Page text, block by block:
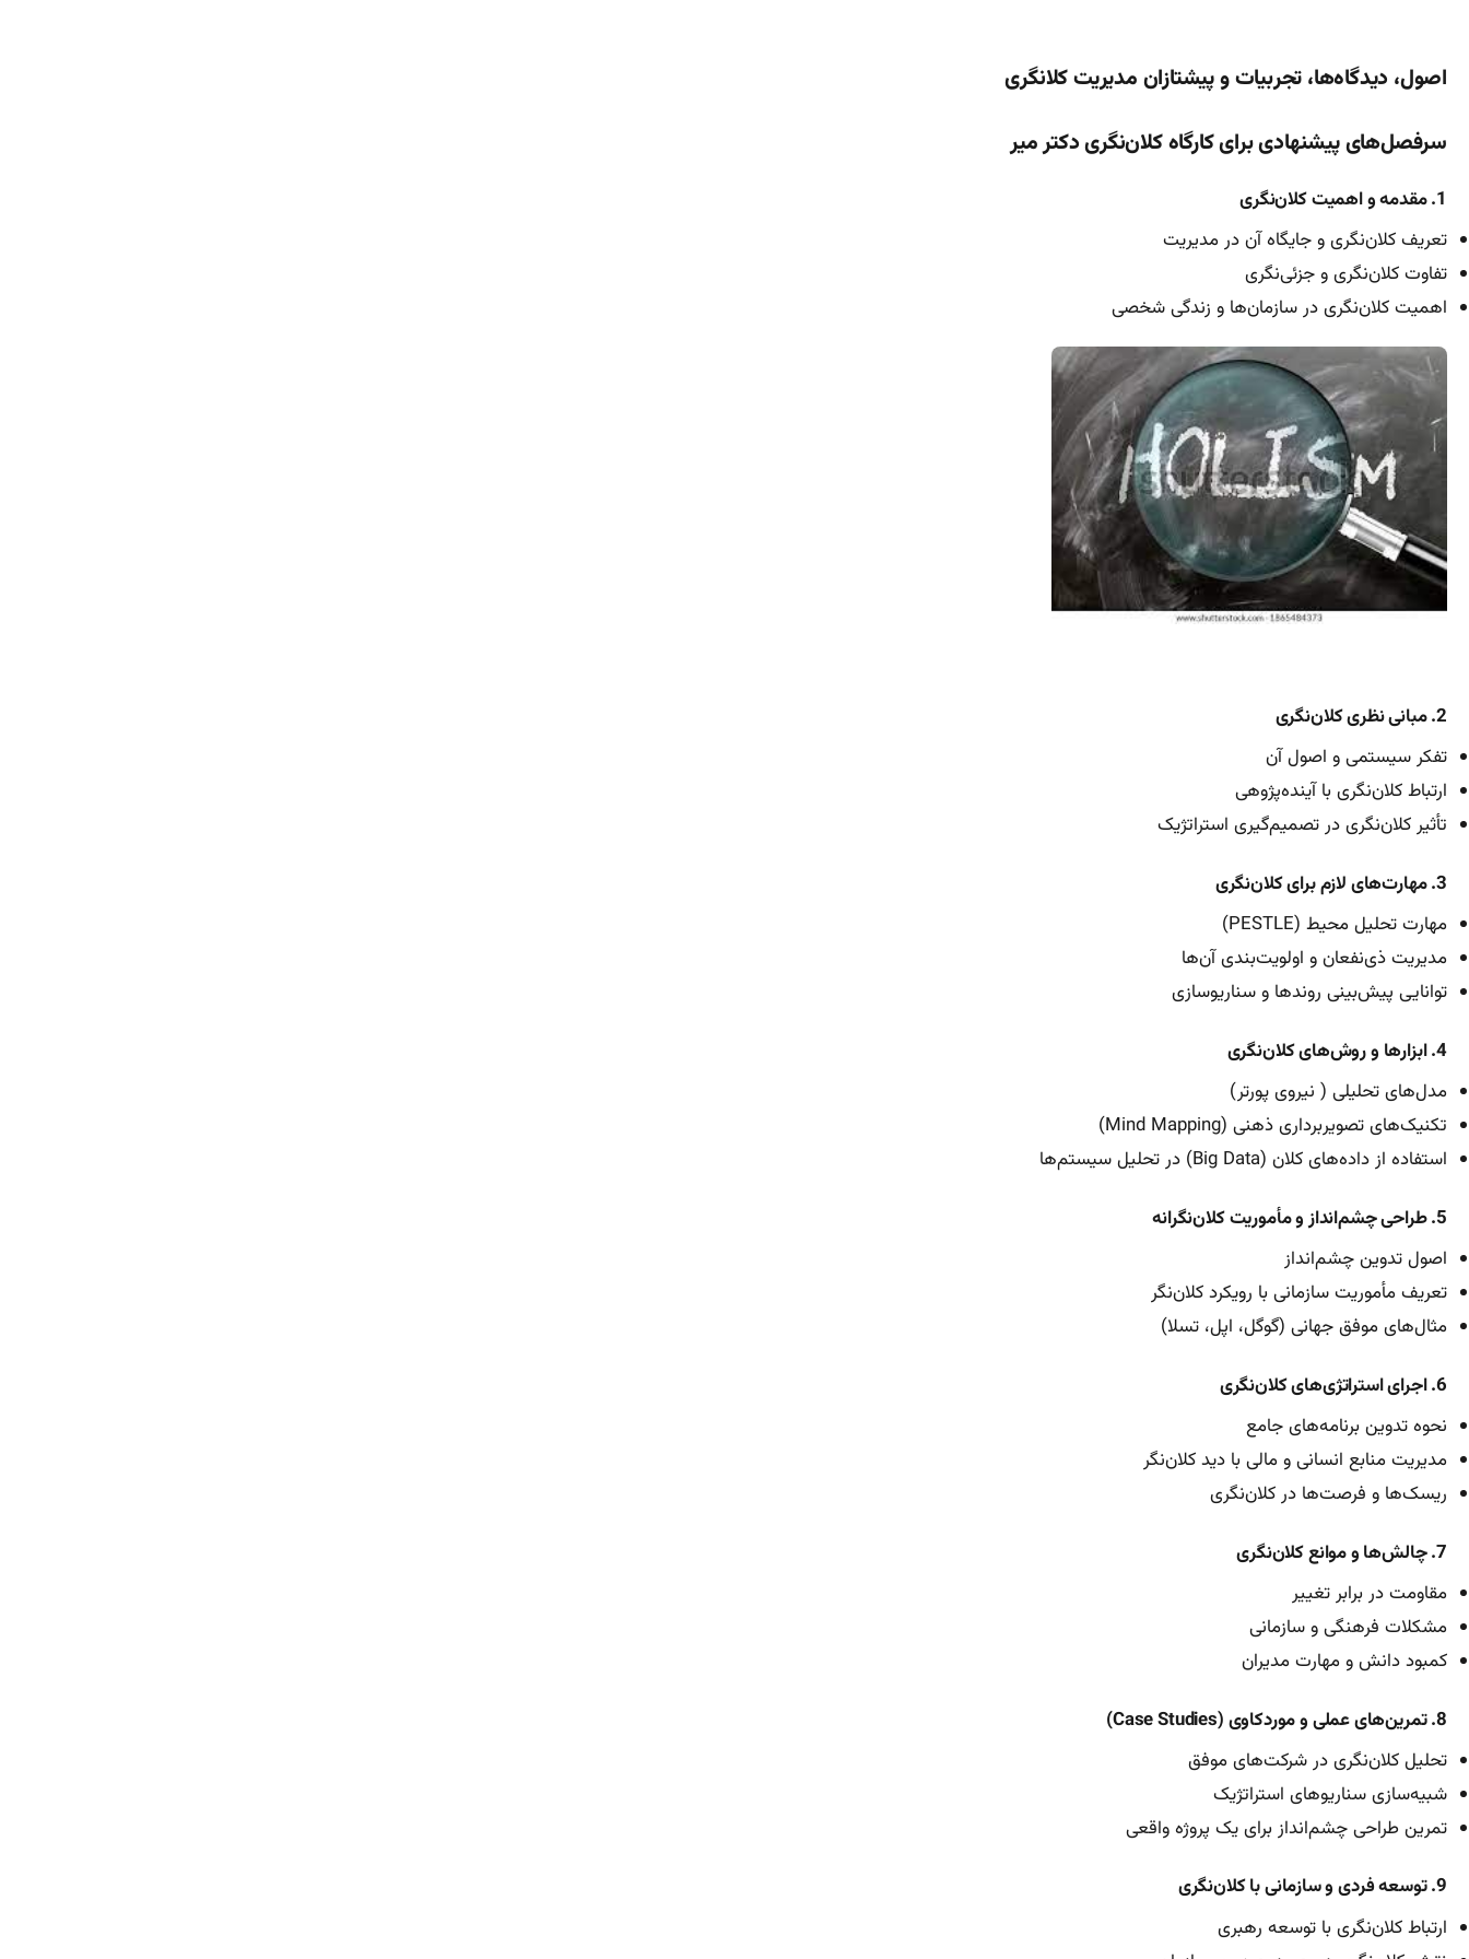
اصول، دیدگاه‌ها، تجربیات و پیشتازان مدیریت کلانگری
سرفصل‌های پیشنهادی برای کارگاه کلان‌نگری دکتر میر
1. مقدمه و اهمیت کلان‌نگری
تعریف کلان‌نگری و جایگاه آن در مدیریت
تفاوت کلان‌نگری و جزئی‌نگری
اهمیت کلان‌نگری در سازمان‌ها و زندگی شخصی
2. مبانی نظری کلان‌نگری
تفکر سیستمی و اصول آن
ارتباط کلان‌نگری با آینده‌پژوهی
تأثیر کلان‌نگری در تصمیم‌گیری استراتژیک
3. مهارت‌های لازم برای کلان‌نگری
مهارت تحلیل محیط (PESTLE)
مدیریت ذی‌نفعان و اولویت‌بندی آن‌ها
توانایی پیش‌بینی روندها و سناریوسازی
4. ابزارها و روش‌های کلان‌نگری
مدل‌های تحلیلی ( نیروی پورتر)
تکنیک‌های تصویربرداری ذهنی (Mind Mapping)
استفاده از داده‌های کلان (Big Data) در تحلیل سیستم‌ها
5. طراحی چشم‌انداز و مأموریت کلان‌نگرانه
اصول تدوین چشم‌انداز
تعریف مأموریت سازمانی با رویکرد کلان‌نگر
مثال‌های موفق جهانی (گوگل، اپل، تسلا)
6. اجرای استراتژی‌های کلان‌نگری
نحوه تدوین برنامه‌های جامع
مدیریت منابع انسانی و مالی با دید کلان‌نگر
ریسک‌ها و فرصت‌ها در کلان‌نگری
7. چالش‌ها و موانع کلان‌نگری
مقاومت در برابر تغییر
مشکلات فرهنگی و سازمانی
کمبود دانش و مهارت مدیران
8. تمرین‌های عملی و موردکاوی (Case Studies)
تحلیل کلان‌نگری در شرکت‌های موفق
شبیه‌سازی سناریوهای استراتژیک
تمرین طراحی چشم‌انداز برای یک پروژه واقعی
9. توسعه فردی و سازمانی با کلان‌نگری
ارتباط کلان‌نگری با توسعه رهبری